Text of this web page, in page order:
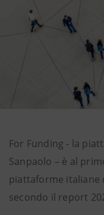
For Funding - la
Sanpaolo – è al
piattaforme italiane
secondo il report